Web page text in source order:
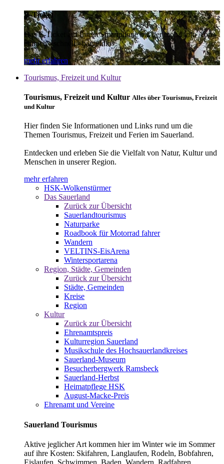
E-Ticket
Das E-Ticket auf Ihrem Smartphone mit der mobil info App -
einfach - schnell - bargeldlos
mehr erfahren
Tourismus, Freizeit und Kultur
Tourismus, Freizeit und Kultur Alles über Tourismus, Freizeit
und Kultur
Hier finden Sie Informationen und Links rund um die
Themen Tourismus, Freizeit und Ferien im Sauerland.
Entdecken und erleben Sie die Vielfalt von Natur, Kultur und
Menschen in unserer Region.
mehr erfahren
HSK-Wolkenstürmer
Das Sauerland
Zurück zur Übersicht
Sauerlandtourismus
Naturparke
Roadbook für Motorrad fahrer
Wandern
VELTINS-EisArena
Wintersportarena
Region, Städte, Gemeinden
Zurück zur Übersicht
Städte, Gemeinden
Kreise
Region
Kultur
Zurück zur Übersicht
Ehrenamtspreis
Kulturregion Sauerland
Musikschule des Hochsauerlandkreises
Sauerland-Museum
Besucherbergwerk Ramsbeck
Sauerland-Herbst
Heimatpflege HSK
August-Macke-Preis
Ehrenamt und Vereine
Sauerland Tourismus
Aktive jeglicher Art kommen hier im Winter wie im Sommer
auf ihre Kosten: Skifahren, Langlaufen, Rodeln, Bobfahren,
Eislaufen, Schwimmen, Baden, Wandern, Radfahren,